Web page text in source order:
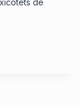
de